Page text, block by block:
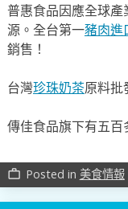
普惠食品因應全球
源。全台第一豬肉進
銷售！
台灣珍珠奶茶原料批
傳佳食品旗下有五
work_outline Posted in 美食情報